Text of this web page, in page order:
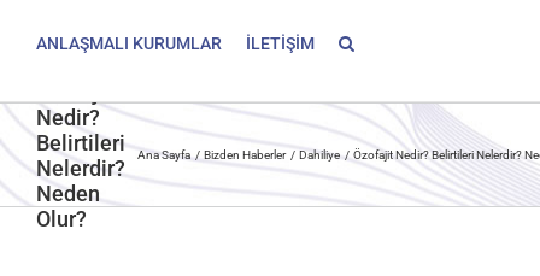
ANLAŞMALI KURUMLAR İLETİŞİM
Nedir?
Belirtileri
Nelerdir?
Neden
Olur?
Ana Sayfa Bizden Haberler Dahiliye Özofajit Nedir? Belirtileri Nelerdir?